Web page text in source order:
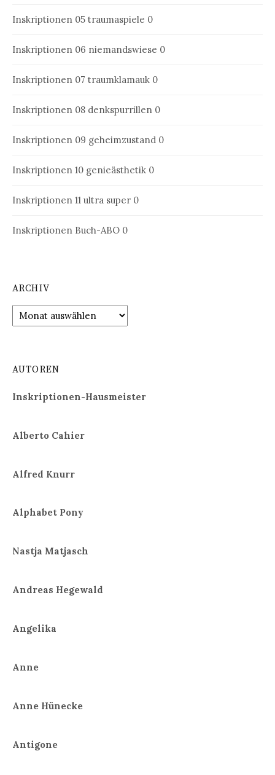
Inskriptionen 05 traumaspiele 0
Inskriptionen 06 niemandswiese 0
Inskriptionen 07 traumklamauk 0
Inskriptionen 08 denkspurrillen 0
Inskriptionen 09 geheimzustand 0
Inskriptionen 10 genieästhetik 0
Inskriptionen 11 ultra super 0
Inskriptionen Buch-ABO 0
ARCHIV
Archiv
AUTOREN
Inskriptionen-Hausmeister
Alberto Cahier
Alfred Knurr
Alphabet Pony
Nastja Matjasch
Andreas Hegewald
Angelika
Anne
Anne Hünecke
Antigone